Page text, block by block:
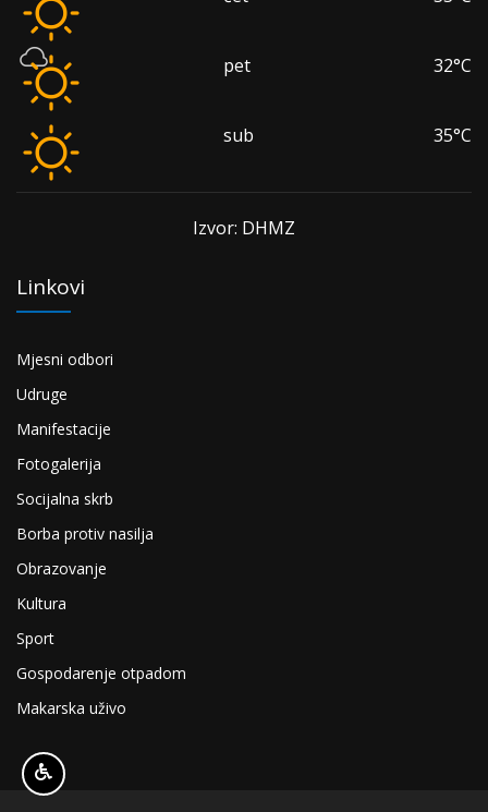
pet 32°C
sub 35°C
Izvor: DHMZ
Linkovi
Mjesni odbori
Udruge
Manifestacije
Fotogalerija
Socijalna skrb
Borba protiv nasilja
Obrazovanje
Kultura
Sport
Gospodarenje otpadom
Makarska uživo